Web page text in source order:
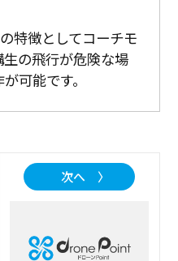
特徴としてコーチモ
の飛行が危険な場
可能です。
次へ 〉